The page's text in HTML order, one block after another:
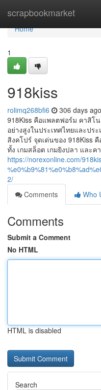
scrapbookmarket
Home
Home
1
918kiss
rolimq268bfi6 306 days ago
918Kiss คือแพลตฟอร์ม คาสิโ
อย่างสูงในประเทศไทยและปร
สิงคโปร์ จุดเด่นของ 918Kiss
ทั้ง เกมสล็อต เกมยิงปลา และ
https://norexonline.com/
2/
Comments
Who
Comments
Submit a Comment
No HTML
HTML is disabled
Search